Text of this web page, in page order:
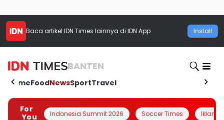
Baca artikel IDN Times lainnya di IDN App Install
BANTEN
HomeFoodNewsSportTravel
For
You
Indonesia Summit 2026 Soccer Times Iklanin